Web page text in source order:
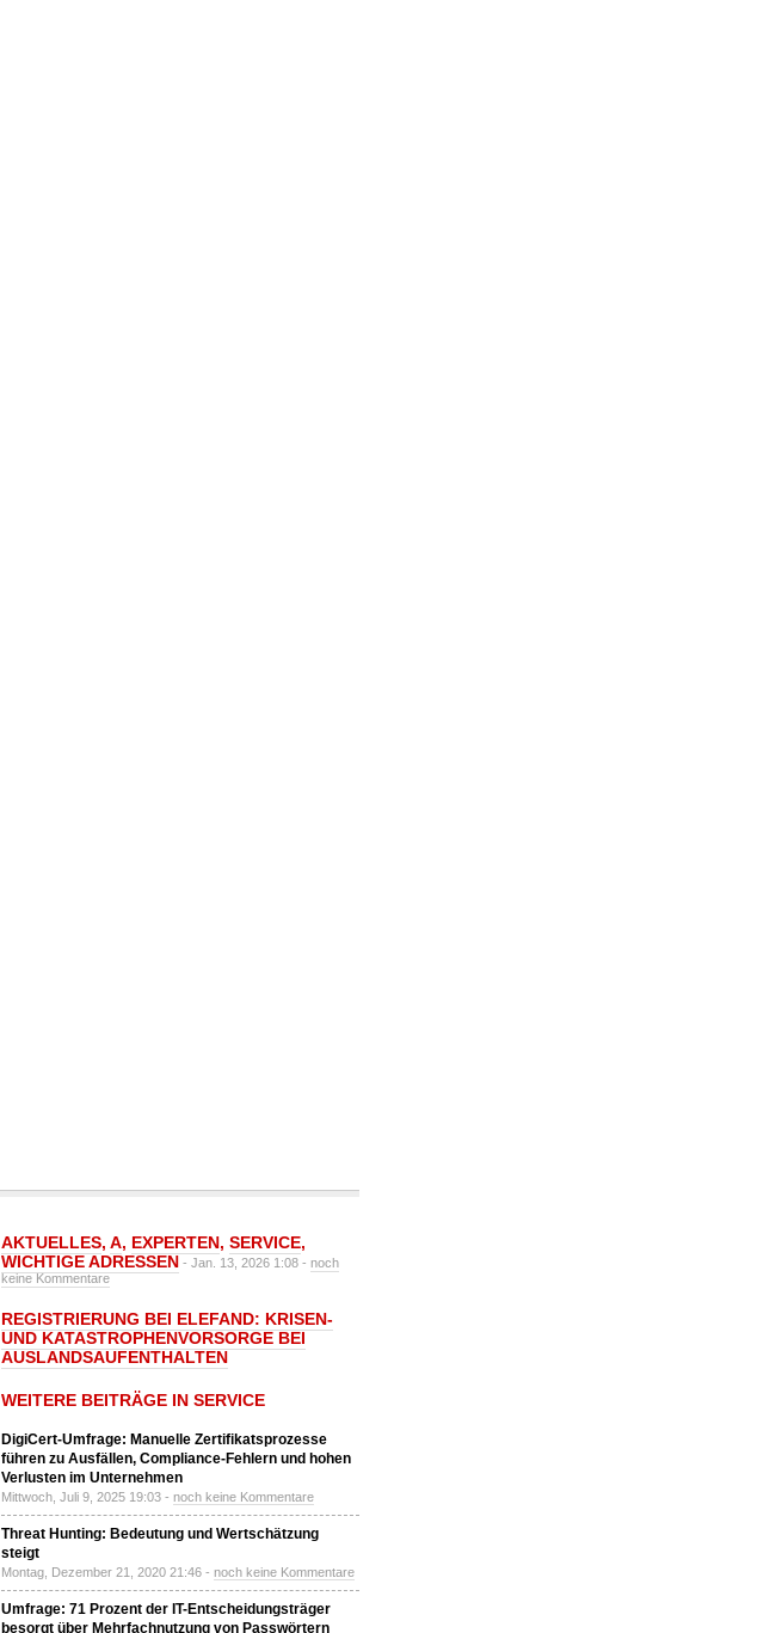
AKTUELLES, A, EXPERTEN, SERVICE,
WICHTIGE ADRESSEN - Jan. 13, 2026 1:08 - noch
keine Kommentare
REGISTRIERUNG BEI ELEFAND: KRISEN-
UND KATASTROPHENVORSORGE BEI
AUSLANDSAUFENTHALTEN
WEITERE BEITRÄGE IN SERVICE
DigiCert-Umfrage: Manuelle Zertifikatsprozesse
führen zu Ausfällen, Compliance-Fehlern und hohen
Verlusten im Unternehmen
Mittwoch, Juli 9, 2025 19:03 - noch keine Kommentare
Threat Hunting: Bedeutung und Wertschätzung
steigt
Montag, Dezember 21, 2020 21:46 - noch keine Kommentare
Umfrage: 71 Prozent der IT-Entscheidungsträger
besorgt über Mehrfachnutzung von Passwörtern